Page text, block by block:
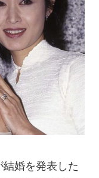
婚を発表した